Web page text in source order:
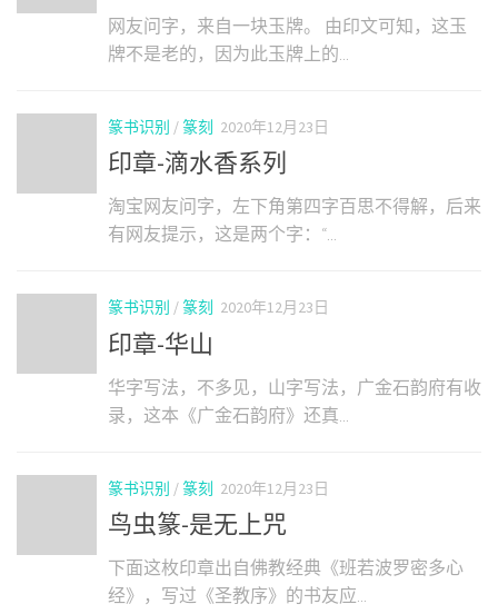
网友问字，来自一块玉牌。 由印文可知，这玉
牌不是老的，因为此玉牌上的...
篆书识别 / 篆刻 2020年12月23日
印章-滴水香系列
淘宝网友问字，左下角第四字百思不得解，后来
有网友提示，这是两个字：“...
篆书识别 / 篆刻 2020年12月23日
印章-华山
华字写法，不多见，山字写法，广金石韵府有收
录，这本《广金石韵府》还真...
篆书识别 / 篆刻 2020年12月23日
鸟虫篆-是无上咒
下面这枚印章出自佛教经典《班若波罗密多心
经》，写过《圣教序》的书友应...